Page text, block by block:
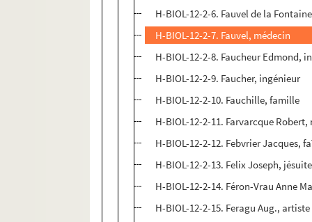
H-BIOL-12-2-6. Fauvel de la
H-BIOL-12-2-7. Fauvel, médecin
H-BIOL-12-2-8. Faucheur Edmond,
H-BIOL-12-2-9. Faucher, ingénieur
H-BIOL-12-2-10. Fauchille, famille
H-BIOL-12-2-11. Farvarcque Robert,
H-BIOL-12-2-12. Febvrier Jacques,
H-BIOL-12-2-13. Felix Joseph, jésuite
H-BIOL-12-2-14. Féron-Vrau Anne
H-BIOL-12-2-15. Feragu Aug.,